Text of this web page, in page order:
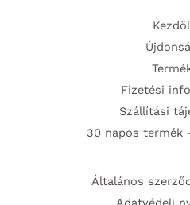
Fizetési
Szállítási
30 napos termék
Általános